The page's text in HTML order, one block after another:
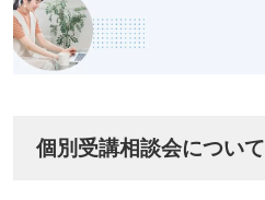
個別受講相談会について